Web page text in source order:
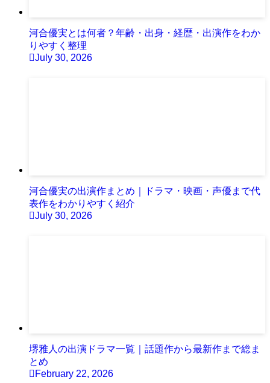
河合優実とは何者？年齢・出身・経歴・出演作をわか
りやすく整理
July 30, 2026
河合優実の出演作まとめ｜ドラマ・映画・声優まで代
表作をわかりやすく紹介
July 30, 2026
堺雅人の出演ドラマ一覧｜話題作から最新作まで総ま
とめ
February 22, 2026